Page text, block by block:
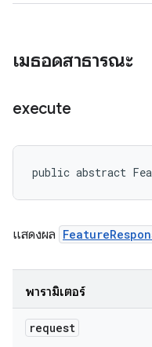
เมธอดสาธารณะ
execute
public abstract
แสดงผล
พารามิเตอร์
request